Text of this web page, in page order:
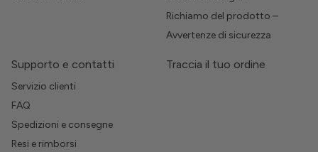
Richiamo del prodotto –
Avvertenze di sicurezza
Supporto e contatti
Servizio clienti
FAQ
Spedizioni e consegne
Resi e rimborsi
Traccia il tuo ordine